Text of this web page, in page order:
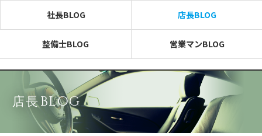
社長BLOG 店長BLOG
整備士BLOG 営業マンBLOG
店長BLOG